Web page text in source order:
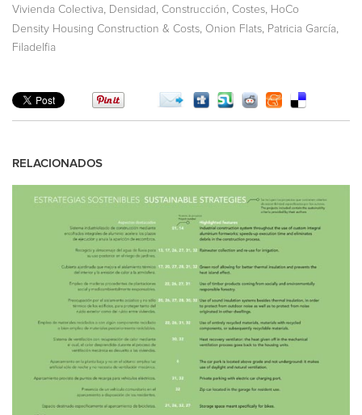
Vivienda Colectiva, Densidad , Construcción, Costes, HoCo
Density Housing Construction & Costs, Onion Flats, Patricia García,
Filadelfia
RELACIONADOS